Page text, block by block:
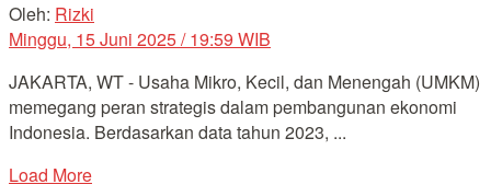
Oleh: Rizki
Minggu, 15 Juni 2025 / 19:59 WIB
JAKARTA, WT - Usaha Mikro, Kecil, dan Menengah (UMKM)
memegang peran strategis dalam pembangunan ekonomi
Indonesia. Berdasarkan data tahun 2023, ...
Load More